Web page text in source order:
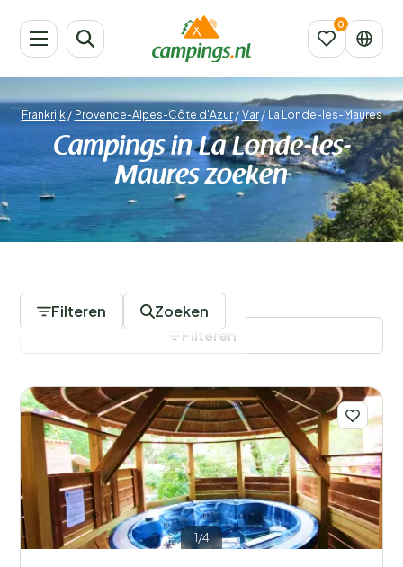
Frankrijk / Provence-Alpes-Côte d'Azur/ Var / La Londe-les-Maures
Campings in La Londe-les-
Maures zoeken
Filteren Zoeken
Populaire filters
Type accommodatie
Filters opslaan
Filteren
1/4